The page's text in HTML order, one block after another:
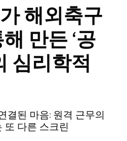
해외축구
만든 ‘공
심리학적
결된 마음: 원격 근무의
또 다른 스크린